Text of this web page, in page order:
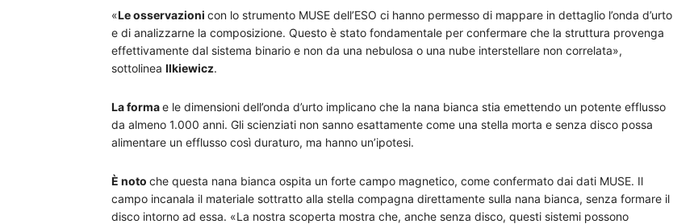
«Le osservazioni con lo strumento MUSE dell’ESO ci hanno permesso di mappare in dettaglio l’onda d’urto
e di analizzarne la composizione. Questo è stato fondamentale per confermare che la struttura provenga
effettivamente dal sistema binario e non da una nebulosa o una nube interstellare non correlata»,
sottolinea Ilkiewicz.
La formae le dimensioni dell’onda d’urto implicano che la nana bianca stia emettendo un potente efflusso
da almeno 1.000 anni. Gli scienziati non sanno esattamente come una stella morta e senza disco possa
alimentare un efflusso così duraturo, ma hanno un’ipotesi.
È noto che questa nana bianca ospita un forte campo magnetico, come confermato dai dati MUSE. Il
campo incanala il materiale sottratto alla stella compagna direttamente sulla nana bianca, senza formare il
disco intorno ad essa. «La nostra scoperta mostra che, anche senza disco, questi sistemi possono